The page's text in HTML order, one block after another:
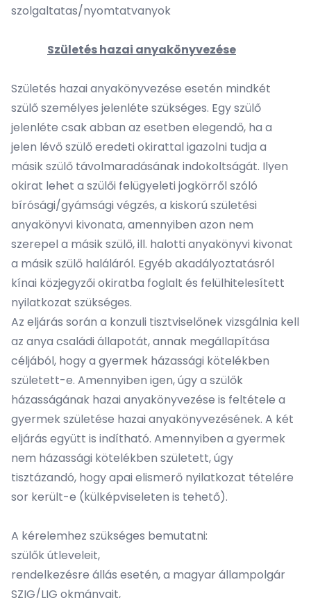
szolgaltatas/nyomtatvanyok
Születés hazai anyakönyvezése
Születés hazai anyakönyvezése esetén mindkét
szülő személyes jelenléte szükséges. Egy szülő
jelenléte csak abban az esetben elegendő, ha a
jelen lévő szülő eredeti okirattal igazolni tudja a
másik szülő távolmaradásának indokoltságát. Ilyen
okirat lehet a szülői felügyeleti jogkörről szóló
bírósági/gyámsági végzés, a kiskorú születési
anyakönyvi kivonata, amennyiben azon nem
szerepel a másik szülő, ill. halotti anyakönyvi kivonat
a másik szülő haláláról. Egyéb akadályoztatásról
kínai közjegyzői okiratba foglalt és felülhitelesített
nyilatkozat szükséges.
Az eljárás során a konzuli tisztviselőnek vizsgálnia kell
az anya családi állapotát, annak megállapítása
céljából, hogy a gyermek házassági kötelékben
született-e. Amennyiben igen, úgy a szülők
házasságának hazai anyakönyvezése is feltétele a
gyermek születése hazai anyakönyvezésének. A két
eljárás együtt is indítható. Amennyiben a gyermek
nem házassági kötelékben született, úgy
tisztázandó, hogy apai elismerő nyilatkozat tételére
sor került-e (külképviseleten is tehető).
A kérelemhez szükséges bemutatni:
szülők útleveleit,
rendelkezésre állás esetén, a magyar állampolgár
SZIG/LIG okmányait,